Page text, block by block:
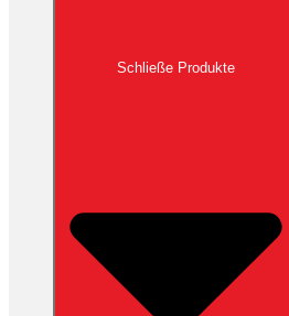
Schließe Produkte